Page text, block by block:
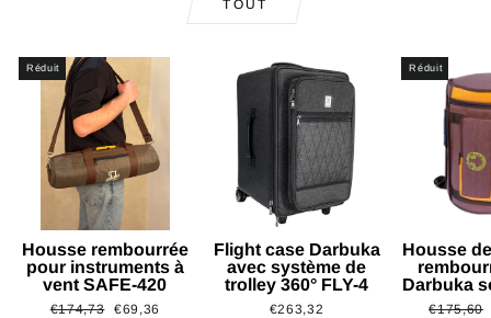
TOUT
Réduit
Housse rembourrée
pour instruments à
vent SAFE-420
Prix
€174,73
Prix
€69,36
Flight case Darbuka
avec système de
trolley 360° FLY-4
€263,32
Réduit
Housse
Darbuka
Prix
€175,60